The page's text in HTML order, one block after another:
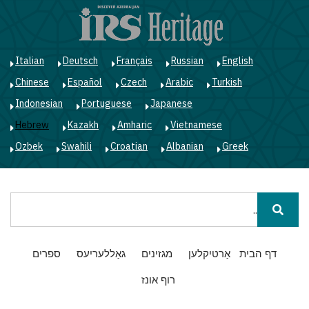
English
Russian
Français
Deutsch
Italian
Turkish
Arabic
Czech
Español
Chinese
Japanese
Portuguese
Indonesian
Vietnamese
Amharic
Kazakh
Hebrew
Greek
Albanian
Croatian
Swahili
Ozbek
Main
navigation
דף הבית אַרטיקלען מגזינים גאַללעריעס
ספרים
רוף אונז